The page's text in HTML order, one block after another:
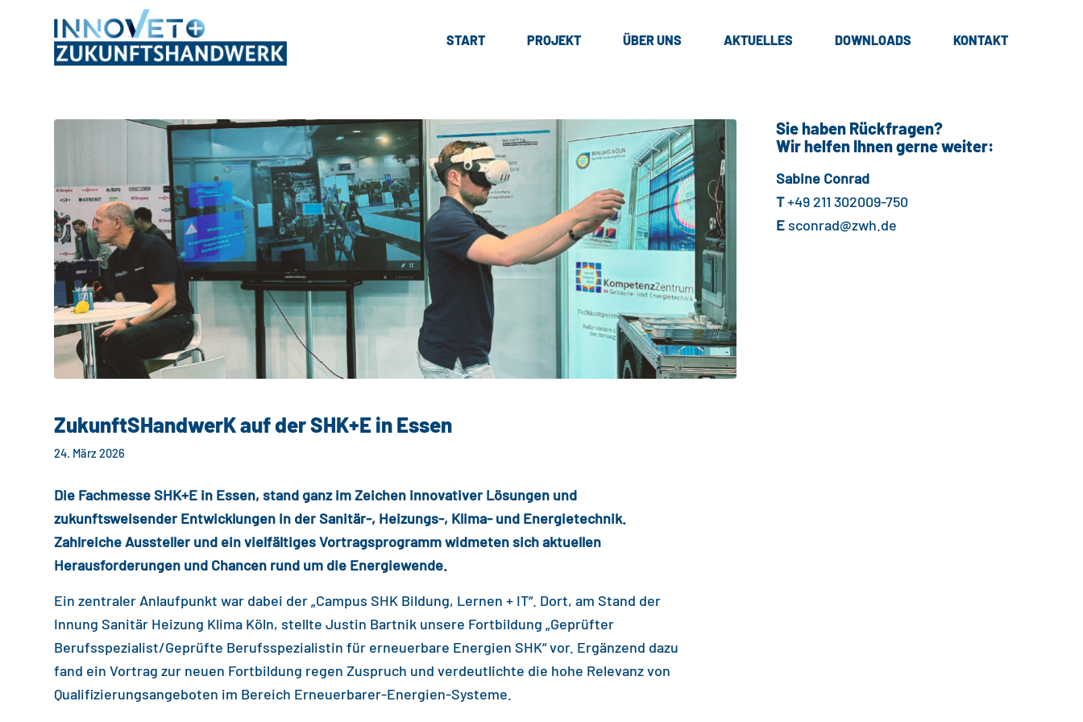
START PROJEKT ÜBER UNS AKTUELLES DOWNLOADS KONTAKT
ZukunftSHandwerK auf der SHK+E in Essen
24. März 2026
Die Fachmesse SHK+E in Essen, stand ganz im Zeichen innovativer Lösungen und
zukunftsweisender Entwicklungen in der Sanitär-, Heizungs-, Klima- und Energietechnik.
Zahlreiche Aussteller und ein vielfältiges Vortragsprogramm widmeten sich aktuellen
Herausforderungen und Chancen rund um die Energiewende.
Ein zentraler Anlaufpunkt war dabei der „Campus SHK Bildung, Lernen + IT“. Dort, am Stand der
Innung Sanitär Heizung Klima Köln, stellte Justin Bartnik unsere Fortbildung „Geprüfter
Berufsspezialist/Geprüfte Berufsspezialistin für erneuerbare Energien SHK“ vor. Ergänzend dazu
fand ein Vortrag zur neuen Fortbildung regen Zuspruch und verdeutlichte die hohe Relevanz von
Qualifizierungsangeboten im Bereich Erneuerbarer-Energien-Systeme.
Sie haben Rückfragen?
Wir helfen Ihnen gerne weiter:
Sabine Conrad
T+49 211 302009-750
E sconrad@zwh.de